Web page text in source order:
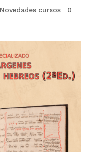
Novedades cursos| 0